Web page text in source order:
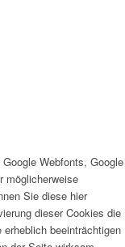
Webfonts, Google
möglicherweise
Sie diese hier
dieser Cookies die
beeinträchtigen